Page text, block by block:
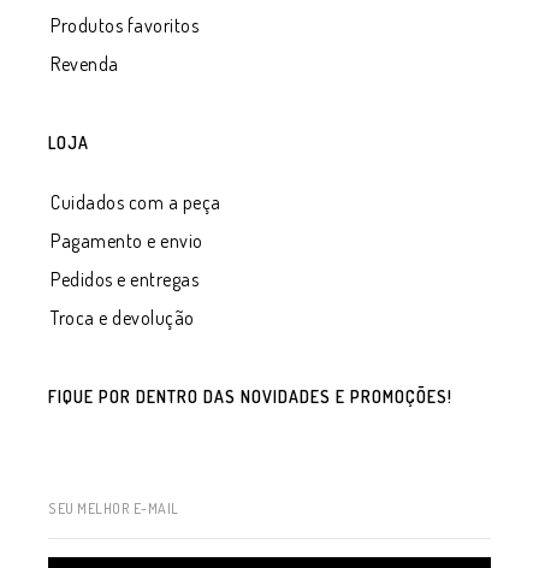
Produtos favoritos
Revenda
LOJA
Cuidados com a peça
Pagamento e envio
Pedidos e entregas
Troca e devolução
FIQUE POR DENTRO DAS NOVIDADES E PROMOÇÕES!
SEU MELHOR E-MAIL